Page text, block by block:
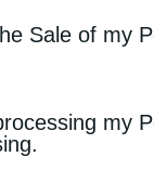
Sale of my
my